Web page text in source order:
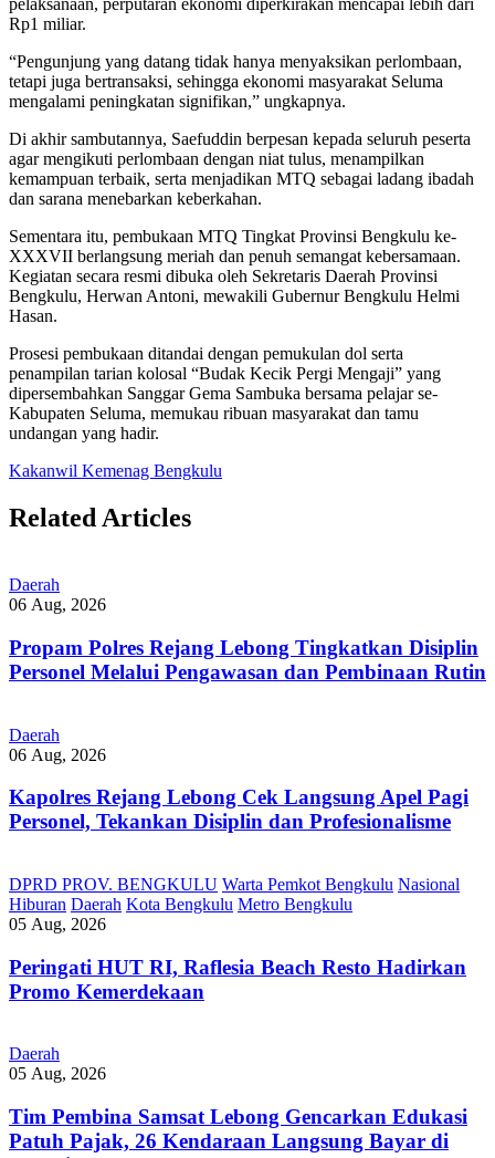
pelaksanaan, perputaran ekonomi diperkirakan mencapai lebih dari
Rp1 miliar.
“Pengunjung yang datang tidak hanya menyaksikan perlombaan,
tetapi juga bertransaksi, sehingga ekonomi masyarakat Seluma
mengalami peningkatan signifikan,” ungkapnya.
Di akhir sambutannya, Saefuddin berpesan kepada seluruh peserta
agar mengikuti perlombaan dengan niat tulus, menampilkan
kemampuan terbaik, serta menjadikan MTQ sebagai ladang ibadah
dan sarana menebarkan keberkahan.
Sementara itu, pembukaan MTQ Tingkat Provinsi Bengkulu ke-
XXXVII berlangsung meriah dan penuh semangat kebersamaan.
Kegiatan secara resmi dibuka oleh Sekretaris Daerah Provinsi
Bengkulu, Herwan Antoni, mewakili Gubernur Bengkulu Helmi
Hasan.
Prosesi pembukaan ditandai dengan pemukulan dol serta
penampilan tarian kolosal “Budak Kecik Pergi Mengaji” yang
dipersembahkan Sanggar Gema Sambuka bersama pelajar se-
Kabupaten Seluma, memukau ribuan masyarakat dan tamu
undangan yang hadir.
Kakanwil Kemenag Bengkulu
Related Articles
Daerah
06 Aug, 2026
Propam Polres Rejang Lebong Tingkatkan Disiplin
Personel Melalui Pengawasan dan Pembinaan Rutin
Daerah
06 Aug, 2026
Kapolres Rejang Lebong Cek Langsung Apel Pagi
Personel, Tekankan Disiplin dan Profesionalisme
DPRD PROV. BENGKULU Warta Pemkot Bengkulu Nasional
Hiburan Daerah Kota Bengkulu Metro Bengkulu
05 Aug, 2026
Peringati HUT RI, ‎Raflesia Beach Resto Hadirkan
Promo Kemerdekaan
Daerah
05 Aug, 2026
Tim Pembina Samsat Lebong Gencarkan Edukasi
Patuh Pajak, 26 Kendaraan Langsung Bayar di